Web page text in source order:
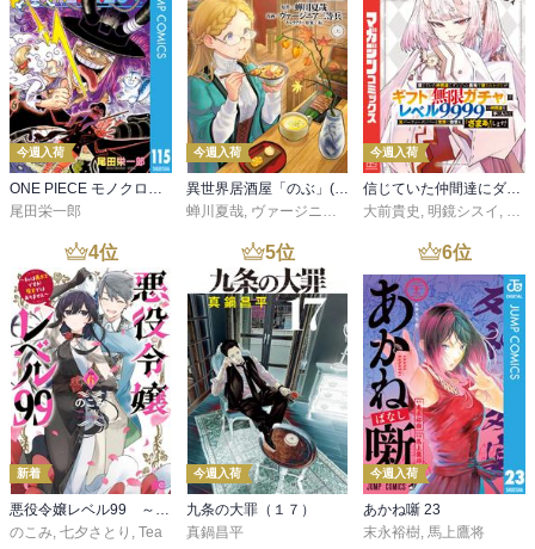
今週入荷
ONE PIECE モノクロ版 115
尾田栄一郎
今週入荷
異世界居酒屋「のぶ」(22)
蝉川夏哉, ヴァージニア二等兵 ,転
今週入荷
信じていた仲間達にダンジョン奥地で殺されかけたがギフト『無限ガチャ』でレベル９９９９の仲間達を手に入れて元パーティーメンバーと世界に復讐＆『ざまぁ！』します！（２３）
大前貴史 , 明鏡シスイ , ｔ
4位
新着
悪役令嬢レベル99 ～私は裏ボスですが魔王ではありません～ その６
のこみ, 七夕さとり , Tea
5位
今週入荷
九条の大罪（１７）
真鍋昌平
6位
今週入荷
あかね噺 23
末永裕樹, 馬上鷹将